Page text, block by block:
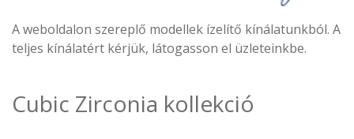
A weboldalon szereplő modellek ízelítő kínálatunkból. A
teljes kínálatért kérjük, látogasson el üzleteinkbe.
Cubic Zirconia kollekció